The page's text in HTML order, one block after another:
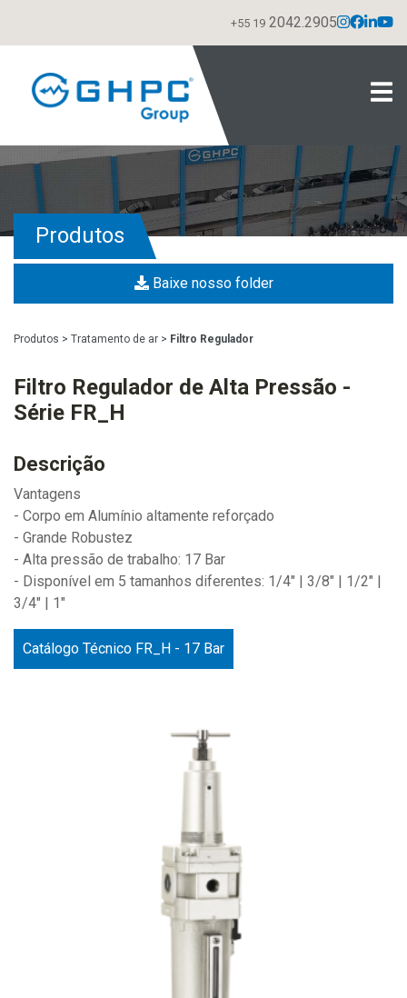
+55 19 2042.2905
Produtos
Baixe nosso folder
Produtos > Tratamento de ar > Filtro Regulador
Filtro Regulador de Alta Pressão -
Série FR_H
Descrição
Vantagens
- Corpo em Alumínio altamente reforçado
- Grande Robustez
- Alta pressão de trabalho: 17 Bar
- Disponível em 5 tamanhos diferentes: 1/4" | 3/8" | 1/2" |
3/4" | 1"
Catálogo Técnico FR_H - 17 Bar